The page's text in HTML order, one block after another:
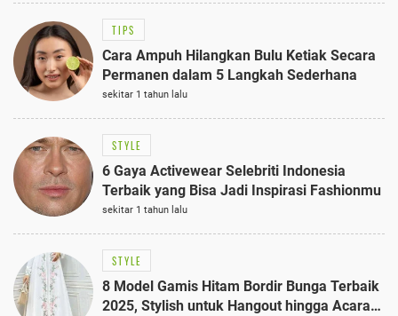
TIPS
Cara Ampuh Hilangkan Bulu Ketiak Secara
Permanen dalam 5 Langkah Sederhana
sekitar 1 tahun lalu
STYLE
6 Gaya Activewear Selebriti Indonesia
Terbaik yang Bisa Jadi Inspirasi Fashionmu
sekitar 1 tahun lalu
STYLE
8 Model Gamis Hitam Bordir Bunga Terbaik
2025, Stylish untuk Hangout hingga Acara